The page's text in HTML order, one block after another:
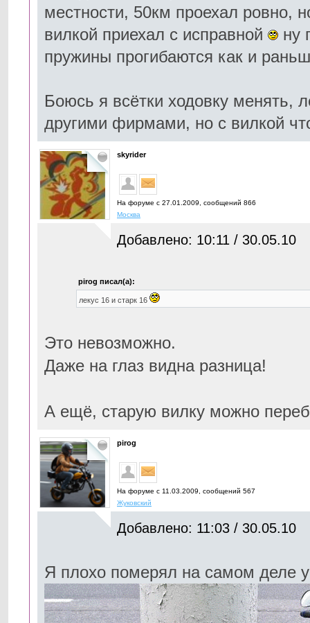
местности, 50км проехал ровно,
вилкой приехал с исправной
ну
пружины прогибаются как и
Боюсь я всётки ходовку менять,
другими фирмами, но с вилкой
skyrider
На форуме с 27.01.2009, cообщений 866
Москва
Добавлено: 10:11 / 30.05.10
pirog писал(а):
лекус 16 и старк 16
Это невозможно.
Даже на глаз видна разница!
А ещё, старую вилку можно
pirog
На форуме с 11.03.2009, cообщений 567
Жуковский
Добавлено: 11:03 / 30.05.10
Я плохо померял на самом деле